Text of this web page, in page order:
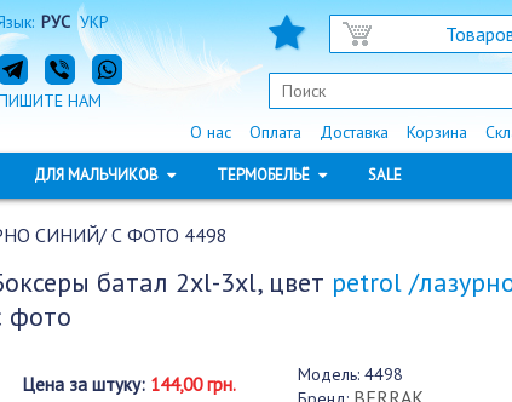
РУС УКР
НАМ
Корзина
Доставка
Оплата
О нас
ДЛЯ МАЛЬЧИКОВ ТЕРМОБЕЛЬЁ SALE
СИНИЙ/ С ФОТО 4498
батал 2xl-3xl, цвет petrol /
фото
Цена за штуку: 144,00 грн. Модель:4498
BERRAK